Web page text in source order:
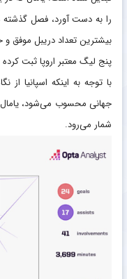
بیشترین تعداد دریبل موفق
پنج لیگ معتبر اروپا ثبت
با توجه به اینکه اسپانیا از
جهانی محسوب می‌شود،
شمار می‌رود.